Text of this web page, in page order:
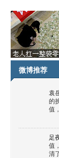
微博推荐
袁
的
值
足
值
清